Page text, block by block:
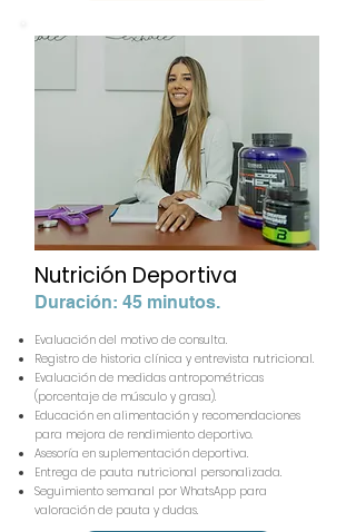
Nutrición Deportiva
Duración: 45 minutos.
Evaluación del motivo de consulta.
Registro de historia clínica y entrevista nutricional.
Evaluación de medidas antropométricas
(porcentaje de músculo y grasa).
Educación en alimentación y recomendaciones
para mejora de rendimiento deportivo.
Asesoría en suplementación deportiva.
Entrega de pauta nutricional personalizada.
Seguimiento semanal por WhatsApp para
valoración de pauta y dudas.